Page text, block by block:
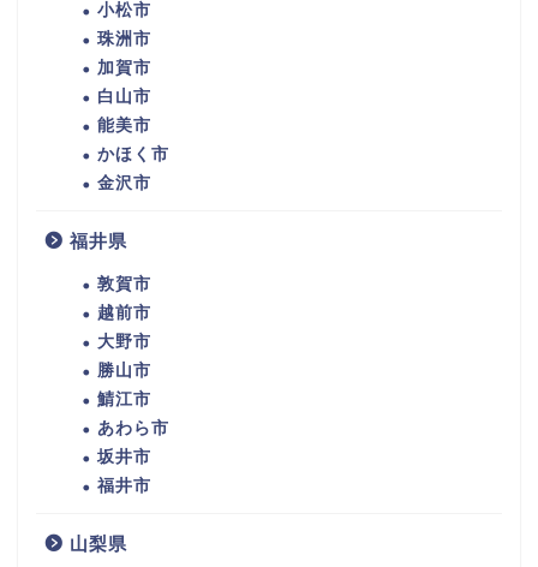
小松市
珠洲市
加賀市
白山市
能美市
かほく市
金沢市
福井県
敦賀市
越前市
大野市
勝山市
鯖江市
あわら市
坂井市
福井市
山梨県